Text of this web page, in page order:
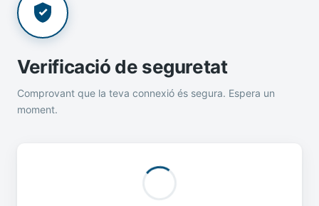
Verificació de seguretat
Comprovant que la teva connexió és segura. Espera un
moment.